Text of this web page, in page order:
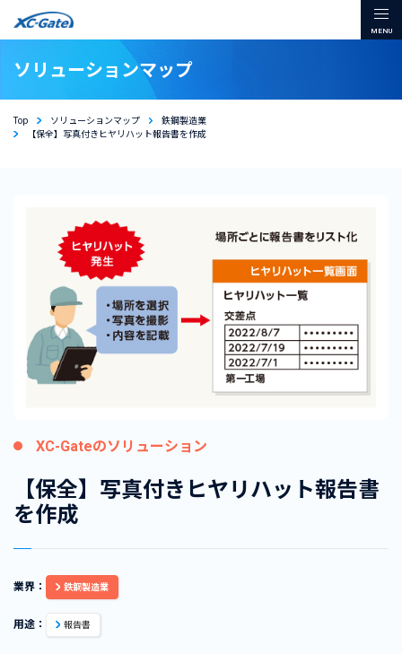
メ
ソリューションマップ
Top ソリューションマップ
鉄鋼製造業
【保全】写真付きヒヤリハット報告書を作成
XC-Gateのソリューション
【保全】写真付きヒヤリハット報告書
を作成
業界： 鉄鋼製造業
用途： 報告書